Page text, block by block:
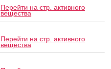
Перейти на стр. активного
вещества
Перейти на стр. активного
вещества